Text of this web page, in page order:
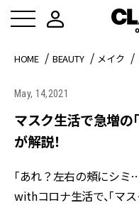
HOME BEAUTY メイク
May, 14,2021
マスク生活で急増の
が解説！
「あれ？左右の頰にシ
withコロナ生活で、「マ